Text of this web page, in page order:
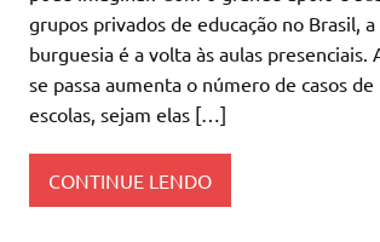
grupos privados de educação no Brasil,
burguesia é a volta às aulas presenciais.
se passa aumenta o número de casos de
escolas, sejam elas […]
CONTINUE LENDO